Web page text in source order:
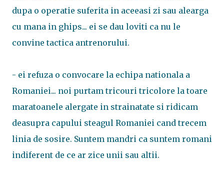
dupa o operatie suferita in aceeasi zi sau alearga
cu mana in ghips... ei se dau loviti ca nu le
convine tactica antrenorului.
- ei refuza o convocare la echipa nationala a
Romaniei... noi purtam tricouri tricolore la toare
maratoanele alergate in strainatate si ridicam
deasupra capului steagul Romaniei cand trecem
linia de sosire. Suntem mandri ca suntem romani
indiferent de ce ar zice unii sau altii.